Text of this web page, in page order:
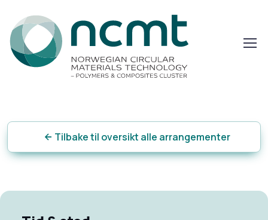
Tilbake til oversikt alle arrangementer